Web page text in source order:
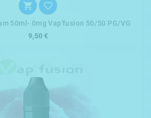
 
50ml- 0mg Vap'fusion 50/50 PG/VG
9,50 €